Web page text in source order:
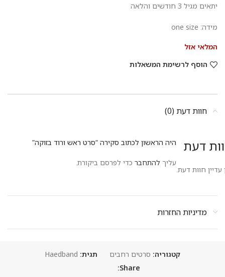
יתאים מגיל 3 חודשים והלאה
מידה: one size
המלאי אזל
הוסף לרשימת המשאלות
חוות דעת (0)
דעת
עדיין חוות דעת.
היה הראשון לכתוב סקירה “סרט ראש ורוד בזוקה”
עליך להתחבר כדי לפרסם ביקורת.
מדיניות החזרות
קטגוריה: סרטים רחבים תגית: Haedband
Share: